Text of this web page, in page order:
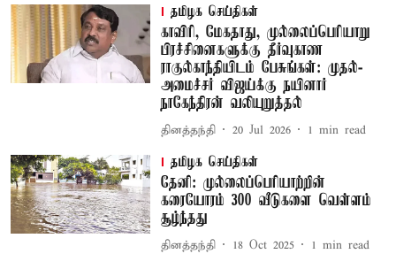
தமிழக செய்திகள்
காவிரி, மேகதாது, முல்லைப்பெரியாறு
பிரச்சினைகளுக்கு தீர்வுகாண
ராகுல்காந்தியிடம் பேசுங்கள்: முதல்-
அமைச்சர் விஜய்க்கு நயினார்
நாகேந்திரன் வலியுறுத்தல்
தினத்தந்தி 20 Jul 2026 1 min read
தமிழக செய்திகள்
தேனி: முல்லைப்பெரியாற்றின்
கரையோரம் 300 வீடுகளை வெள்ளம்
சூழ்ந்தது
தினத்தந்தி 18 Oct 2025 1 min read